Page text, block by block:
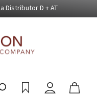
Distributor D + AT